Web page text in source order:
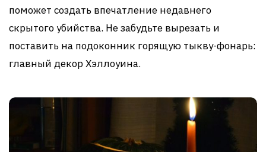
поможет создать впечатление недавнего
скрытого убийства. Не забудьте вырезать и
поставить на подоконник горящую тыкву-фонарь:
главный декор Хэллоуина.